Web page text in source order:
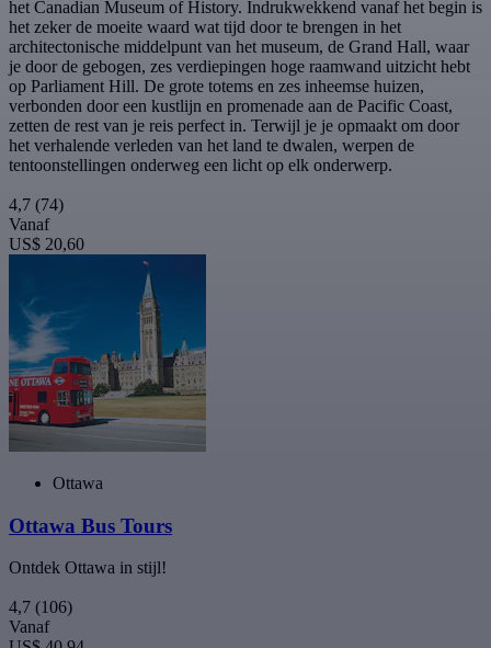
het Canadian Museum of History. Indrukwekkend vanaf het begin is
het zeker de moeite waard wat tijd door te brengen in het
architectonische middelpunt van het museum, de Grand Hall, waar
je door de gebogen, zes verdiepingen hoge raamwand uitzicht hebt
op Parliament Hill. De grote totems en zes inheemse huizen,
verbonden door een kustlijn en promenade aan de Pacific Coast,
zetten de rest van je reis perfect in. Terwijl je je opmaakt om door
het verhalende verleden van het land te dwalen, werpen de
tentoonstellingen onderweg een licht op elk onderwerp.
4,7 (74)
Vanaf
US$ 20,60
Ottawa
Ottawa Bus Tours
Ontdek Ottawa in stijl!
4,7 (106)
Vanaf